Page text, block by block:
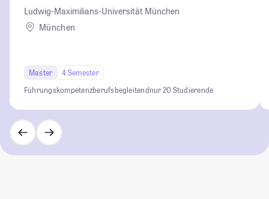
Ludwig-Maximilians-Universität München
München
Master
4 Semester
Führungskompetenzberufsbegleitendnur 20 Studierende